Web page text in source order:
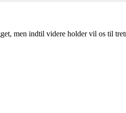
men indtil videre holder vil os til